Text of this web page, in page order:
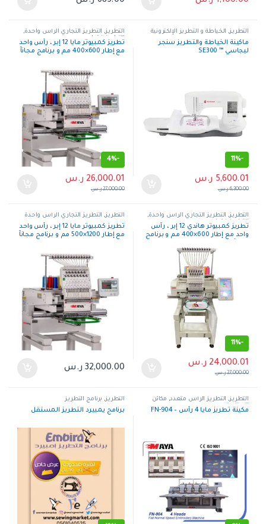
التطريز, الخياطة و التطريز الإلكترونية
ماكينة الخياطة والتطريز سنجر
ليجاسي ™ SE300
-
11%
5,600.01 ر.س
6,300.00 ر.س
التطريز, التطريز التجاري الرأس واحدة,
التطريز فقط
تطريز كمبيوتر مايا 12 إبر ، رأس واحد
مع إطار 600×400 مم و برنامج مجانآ
-
4%
26,000.01 ر.س
27,000.00 ر.س
التطريز, التطريز التجاري الرأس واحدة,
التطريز فقط
تطريز كمبيوتر هاندي 12 إبر ، رأس
واحد مع إطار 600×400 مم و برنامج
-
11%
24,000.01 ر.س
27,000.00 ر.س
التطريز, التطريز التجاري الرأس واحدة
تطريز كمبيوتر مايا 12 إبر ، رأس واحد
مع إطار 1200×500 مم و برنامج مجانآ
32,000.00 ر.س
التطريز, التطريز الرأس متعدد, مكائن
الصناعية
مكينة تطريز مايا 4 رأس – FN-904
التطريز, برنامج التطريز
برنامج يمبيرد التطريز المستقل